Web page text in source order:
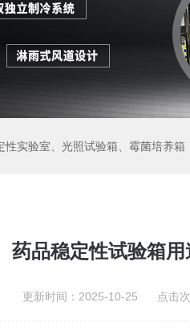
实验室、光照试验箱、霉菌培养箱
药品稳定性试验箱
更新时间：2025-10-25 点击次